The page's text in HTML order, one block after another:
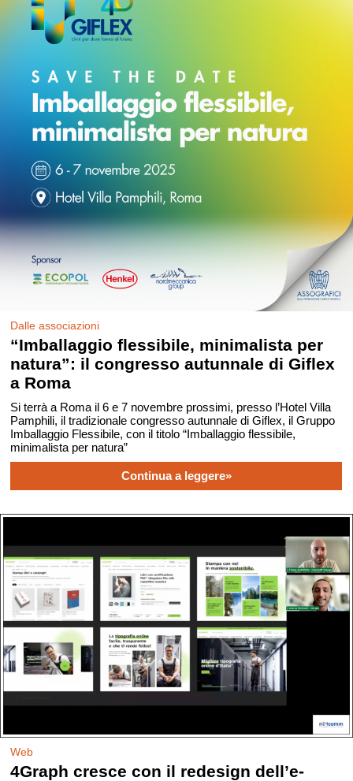
Dalle associazioni
“Imballaggio flessibile, minimalista per
natura”: il congresso autunnale di Giflex
a Roma
Si terrà a Roma il 6 e 7 novembre prossimi, presso l’Hotel Villa
Pamphili, il tradizionale congresso autunnale di Giflex, il Gruppo
Imballaggio Flessibile, con il titolo “Imballaggio flessibile,
minimalista per natura”
Continua a leggere»
Web
4Graph cresce con il redesign dell’e-